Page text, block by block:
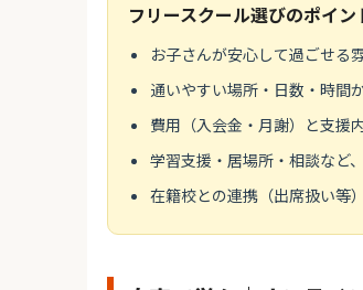
フリースクール選びのポイン
お子さんが安心して過ごせる
通いやすい場所・日数・時間
費用（入会金・月謝）と支援
学習支援・居場所・相談など
在籍校との連携（出席扱い等